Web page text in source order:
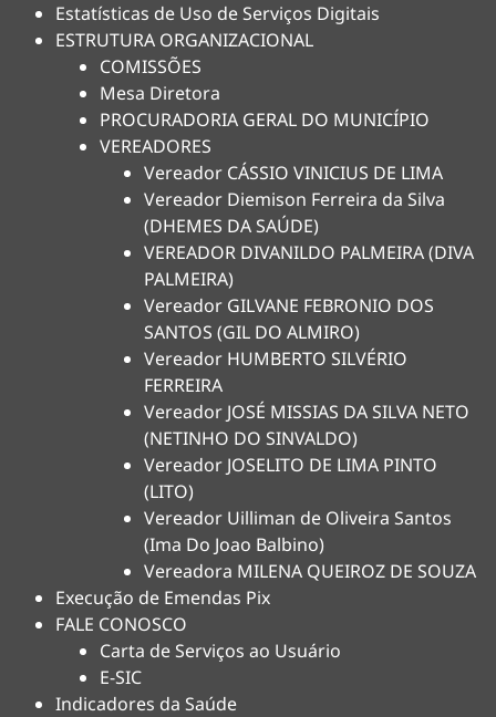
Estatísticas de Uso de Serviços Digitais
ESTRUTURA ORGANIZACIONAL
COMISSÕES
Mesa Diretora
PROCURADORIA GERAL DO MUNICÍPIO
VEREADORES
Vereador CÁSSIO VINICIUS DE LIMA
Vereador Diemison Ferreira da Silva
(DHEMES DA SAÚDE)
VEREADOR DIVANILDO PALMEIRA (DIVA
PALMEIRA)
Vereador GILVANE FEBRONIO DOS
SANTOS (GIL DO ALMIRO)
Vereador HUMBERTO SILVÉRIO
FERREIRA
Vereador JOSÉ MISSIAS DA SILVA NETO
(NETINHO DO SINVALDO)
Vereador JOSELITO DE LIMA PINTO
(LITO)
Vereador Uilliman de Oliveira Santos
(Ima Do Joao Balbino)
Vereadora MILENA QUEIROZ DE SOUZA
Execução de Emendas Pix
FALE CONOSCO
Carta de Serviços ao Usuário
E-SIC
Indicadores da Saúde